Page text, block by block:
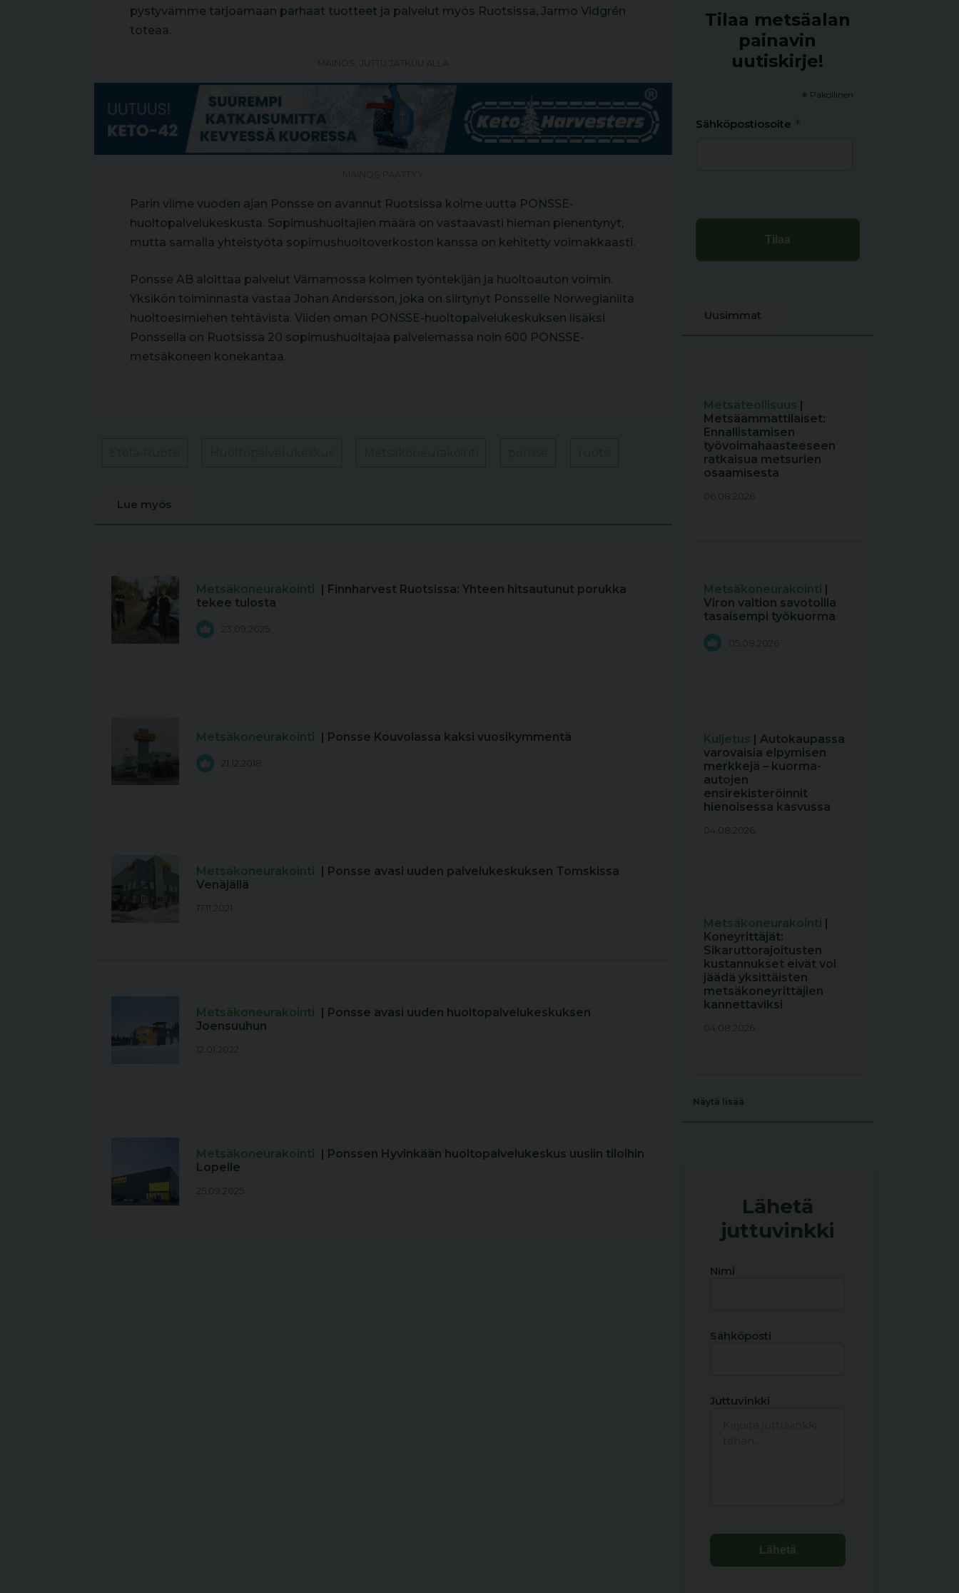
pystyvämme tarjoamaan parhaat tuotteet ja palvelut myös Ruotsissa, Jarmo Vidgrén
toteaa.
Parin viime vuoden ajan Ponsse on avannut Ruotsissa kolme uutta PONSSE-
huoltopalvelukeskusta. Sopimushuoltajien määrä on vastaavasti hieman pienentynyt,
mutta samalla yhteistyötä sopimushuoltoverkoston kanssa on kehitetty voimakkaasti.
Ponsse AB aloittaa palvelut Värnamossa kolmen työntekijän ja huoltoauton voimin.
Yksikön toiminnasta vastaa Johan Andersson, joka on siirtynyt Ponsselle Norwegianilta
huoltoesimiehen tehtävistä. Viiden oman PONSSE-huoltopalvelukeskuksen lisäksi
Ponssella on Ruotsissa 20 sopimushuoltajaa palvelemassa noin 600 PONSSE-
metsäkoneen konekantaa.
Lue myös
Metsäkoneurakointi | Finnharvest Ruotsissa: Yhteen hitsautunut porukka
tekee tulosta
23.09.2025
Metsäkoneurakointi | Ponsse Kouvolassa kaksi vuosikymmentä
21.12.2018
Metsäkoneurakointi | Ponsse avasi uuden palvelukeskuksen Tomskissa
Venäjällä
17.11.2021
Metsäkoneurakointi | Ponsse avasi uuden huoltopalvelukeskuksen
Joensuuhun
12.01.2022
Metsäkoneurakointi | Ponssen Hyvinkään huoltopalvelukeskus uusiin tiloihin
Lopelle
25.09.2025
Tilaa metsäalan
painavin
uutiskirje!
* Pakollinen
Sähköpostiosoite *
Uusimmat
Metsäteollisuus |
Metsäammattilaiset:
Ennallistamisen
työvoimahaasteeseen
ratkaisua metsurien
osaamisesta
06.08.2026
Metsäkoneurakointi |
Viron valtion savotoilla
tasaisempi työkuorma
05.08.2026
Kuljetus | Autokaupassa
varovaisia elpymisen
merkkejä – kuorma-
autojen
ensirekisteröinnit
hienoisessa kasvussa
04.08.2026
Metsäkoneurakointi |
Koneyrittäjät:
Sikaruttorajoitusten
kustannukset eivät voi
jäädä yksittäisten
metsäkoneyrittäjien
kannettaviksi
04.08.2026
Näytä lisää
Lähetä
juttuvinkki
Nimi
Sähköposti
Juttuvinkki
Lähetä